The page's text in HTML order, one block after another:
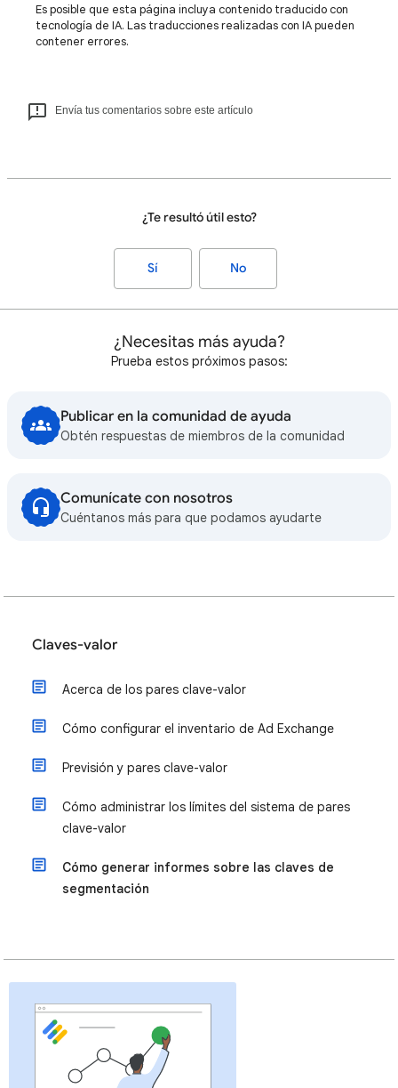
Es posible que esta página incluya contenido traducido con
tecnología de IA. Las traducciones realizadas con IA pueden
contener errores.
Envía tus comentarios sobre este artículo
¿Te resultó útil esto?
Sí No
¿Necesitas más ayuda?
Prueba estos próximos pasos:
Publicar en la comunidad de ayuda
Obtén respuestas de miembros de la comunidad
Comunícate con nosotros
Cuéntanos más para que podamos ayudarte
Claves-valor
Acerca de los pares clave-valor
Cómo configurar el inventario de Ad Exchange
Previsión y pares clave-valor
Cómo administrar los límites del sistema de pares
clave-valor
Cómo generar informes sobre las claves de
segmentación